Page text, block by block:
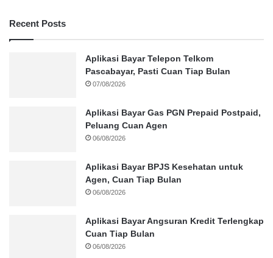
Recent Posts
Aplikasi Bayar Telepon Telkom
Pascabayar, Pasti Cuan Tiap Bulan
07/08/2026
Aplikasi Bayar Gas PGN Prepaid Postpaid,
Peluang Cuan Agen
06/08/2026
Aplikasi Bayar BPJS Kesehatan untuk
Agen, Cuan Tiap Bulan
06/08/2026
Aplikasi Bayar Angsuran Kredit Terlengkap
Cuan Tiap Bulan
06/08/2026